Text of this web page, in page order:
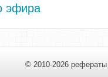
эфира
© 2010-2026 рефераты